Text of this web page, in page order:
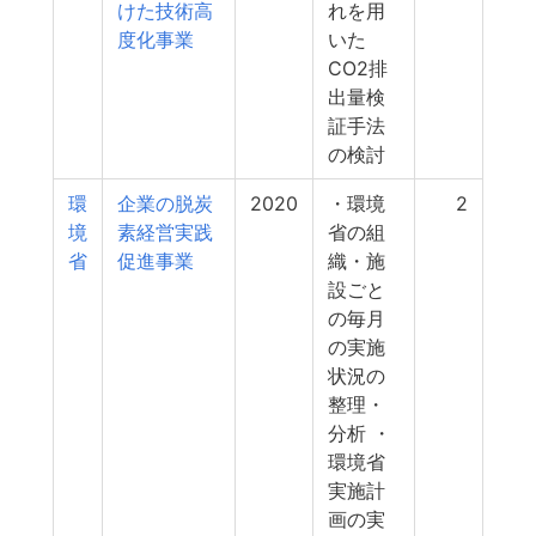
けた技術高
度化事業
れを用
いた
CO2排
出量検
証手法
の検討
環
境
省
企業の脱炭
素経営実践
促進事業
2020
・環境
省の組
織・施
設ごと
の毎月
の実施
状況の
整理・
分析 ・
環境省
実施計
画の実
2